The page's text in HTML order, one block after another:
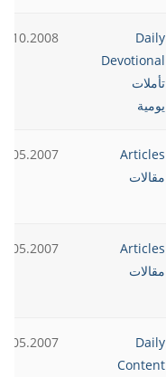
Daily
Devotional
تأملات
يومية
Articles
مقالات
Articles
مقالات
Daily
Content